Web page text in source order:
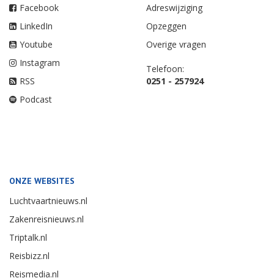
Facebook
LinkedIn
Youtube
Instagram
RSS
Podcast
Adreswijziging
Opzeggen
Overige vragen
Telefoon:
0251 - 257924
ONZE WEBSITES
Luchtvaartnieuws.nl
Zakenreisnieuws.nl
Triptalk.nl
Reisbizz.nl
Reismedia.nl